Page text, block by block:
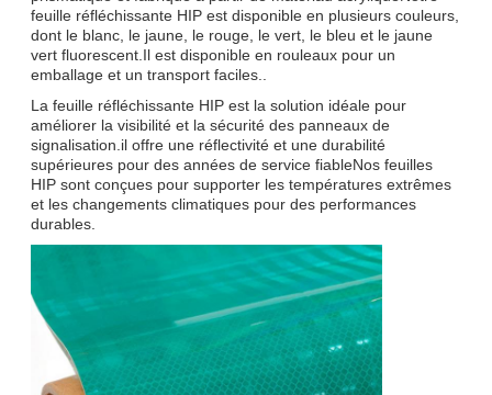
feuille réfléchissante HIP est disponible en plusieurs couleurs,
dont le blanc, le jaune, le rouge, le vert, le bleu et le jaune
vert fluorescent.Il est disponible en rouleaux pour un
emballage et un transport faciles..
La feuille réfléchissante HIP est la solution idéale pour
améliorer la visibilité et la sécurité des panneaux de
signalisation.il offre une réflectivité et une durabilité
supérieures pour des années de service fiableNos feuilles
HIP sont conçues pour supporter les températures extrêmes
et les changements climatiques pour des performances
durables.